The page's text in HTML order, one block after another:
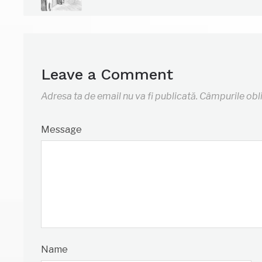
Leave a Comment
Adresa ta de email nu va fi publicată. Câmpurile
Message
Name